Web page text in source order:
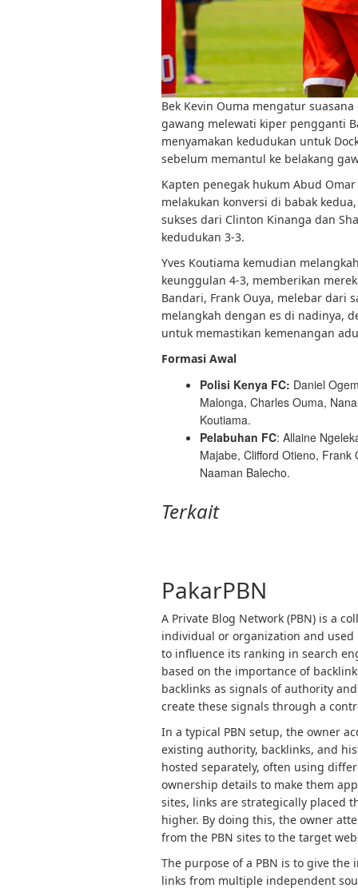
Bek Kevin Ouma mengatur
gawang melewati kiper pengganti
menyamakan kedudukan untuk
sebelum memantul ke belakang
Kapten penegak hukum Abud
melakukan konversi di babak
sukses dari Clinton Kinanga dan
kedudukan 3-3.
Yves Koutiama kemudian
keunggulan 4-3, memberikan
Bandari, Frank Ouya, melebar dari
melangkah dengan es di nadinya,
untuk memastikan kemenangan
Formasi Awal
Polisi Kenya FC: Daniel
Malonga, Charles Ouma,
Koutiama.
Pelabuhan FC: Allaine
Majabe, Clifford Otieno, Frank
Naaman Balecho.
Terkait
PakarPBN
A Private Blog Network (PBN) is a
individual or organization and
to influence its ranking in search
based on the importance of
backlinks as signals of authority
create these signals through a
In a typical PBN setup, the owner
existing authority, backlinks, and
hosted separately, often using
ownership details to make them
sites, links are strategically placed
higher. By doing this, the owner
from the PBN sites to the target
The purpose of a PBN is to give
links from multiple independent